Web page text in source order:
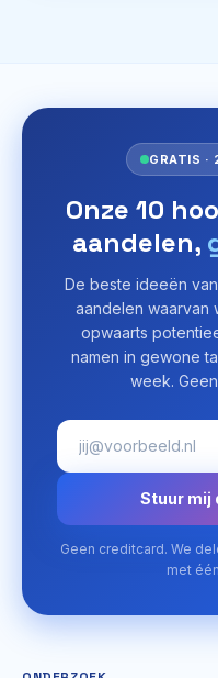
bewegen met
ontwerpen
bedrijf een
stilletjes van
GRATIS ·
Onze 10
aandelen,
De beste ideeën
aandelen waarvan
opwaarts
namen in gewone
week.
Stuur mij
Geen creditcard. We
met